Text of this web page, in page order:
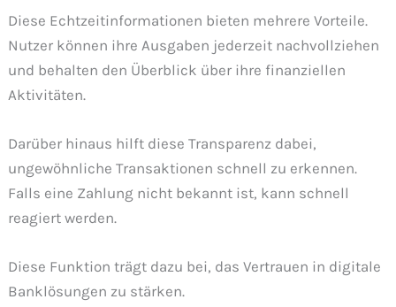
Diese Echtzeitinformationen bieten mehrere Vorteile.
Nutzer können ihre Ausgaben jederzeit nachvollziehen
und behalten den Überblick über ihre finanziellen
Aktivitäten.
Darüber hinaus hilft diese Transparenz dabei,
ungewöhnliche Transaktionen schnell zu erkennen.
Falls eine Zahlung nicht bekannt ist, kann schnell
reagiert werden.
Diese Funktion trägt dazu bei, das Vertrauen in digitale
Banklösungen zu stärken.